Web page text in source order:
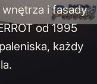
i fasady
od 1995
każdy